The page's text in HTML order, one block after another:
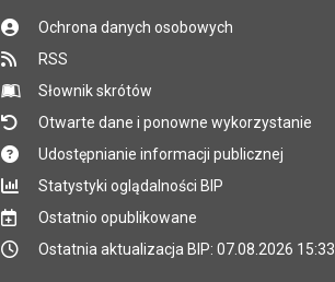
Ochrona danych osobowych
RSS
Słownik skrótów
Otwarte dane i ponowne wykorzystanie
Udostępnianie informacji publicznej
Statystyki oglądalności BIP
Ostatnio opublikowane
Ostatnia aktualizacja BIP: 07.08.2026 15:33